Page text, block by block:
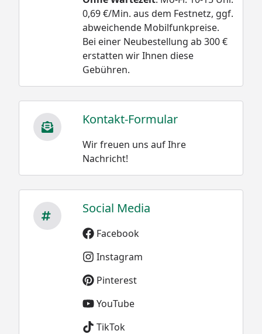
0,69 €/Min. aus dem Festnetz, ggf.
abweichende Mobilfunkpreise.
Bei einer Neubestellung ab 300 €
erstatten wir Ihnen diese
Gebühren.
Kontakt-Formular
Wir freuen uns auf Ihre
Nachricht!
Social Media
Facebook
Instagram
Pinterest
YouTube
TikTok